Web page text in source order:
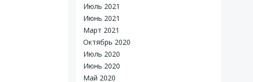
Июль 2021
Июнь 2021
Март 2021
Октябрь 2020
Июль 2020
Июнь 2020
Май 2020